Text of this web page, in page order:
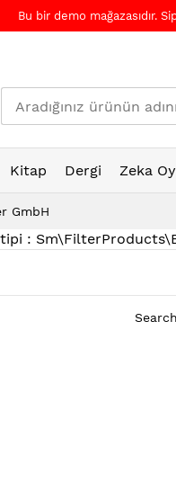
Bu bir demo mağazasıdır.
Kitap Dergi Zeka
GmbH
: